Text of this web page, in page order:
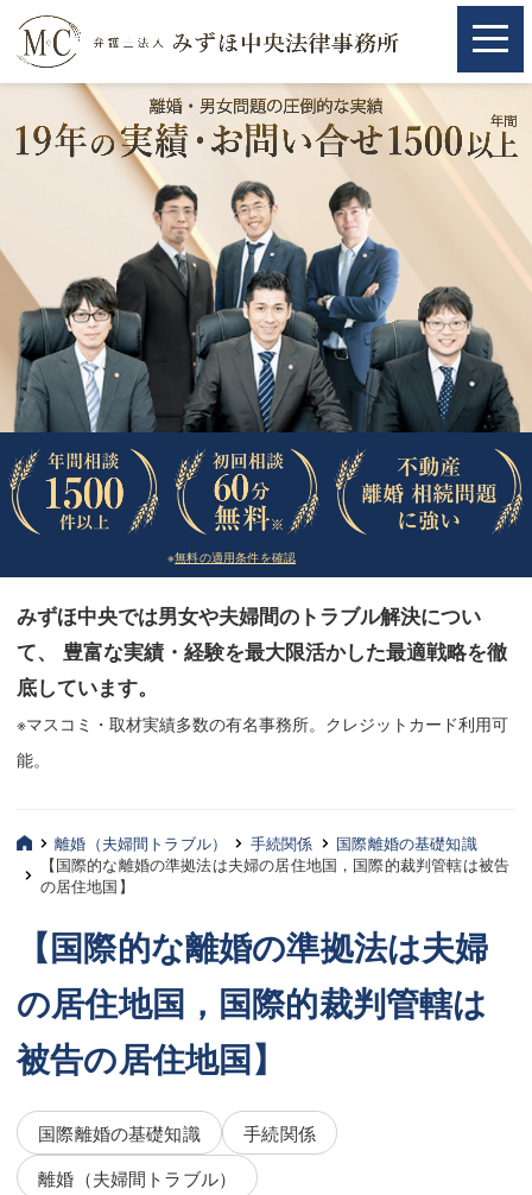
取扱分野
相続・遺言
離婚（夫婦間トラブル）
企業法務
労働問題（解雇，残業等）
刑事弁護
交通事故
法律相談など（その他）
お客様へ
みずほ中央の特長・実質編
三平 聡史
坂本 陽一
桶川 聡
三平 隆史
吉元 優仁
小川 祐
※無料の適用条件を確認
みずほ中央では男女や夫婦間のトラブル解決につい
て、 豊富な実績・経験を最大限活かした最適戦略を徹
底しています。
※マスコミ・取材実績多数の有名事務所。クレジットカード利用可
能。
取扱分野
相続・遺言
離婚（夫婦間トラブル）
企業法務
労働問題（解雇，残業等）
刑事弁護
交通事故
法律相談など（その他）
お客様へ
みずほ中央の特長・実質編
三平 聡史
坂本 陽一
桶川 聡
三平 隆史
吉元 優仁
弁護士費用
離婚（夫婦間トラブル） 手続関係
国際離婚の基礎知識
【国際的な離婚の準拠法は夫婦の居住地国，国際的裁判管轄は被告
の居住地国】
【国際的な離婚の準拠法は夫婦
の居住地国，国際的裁判管轄は
被告の居住地国】
国際離婚の基礎知識
手続関係
離婚（夫婦間トラブル）